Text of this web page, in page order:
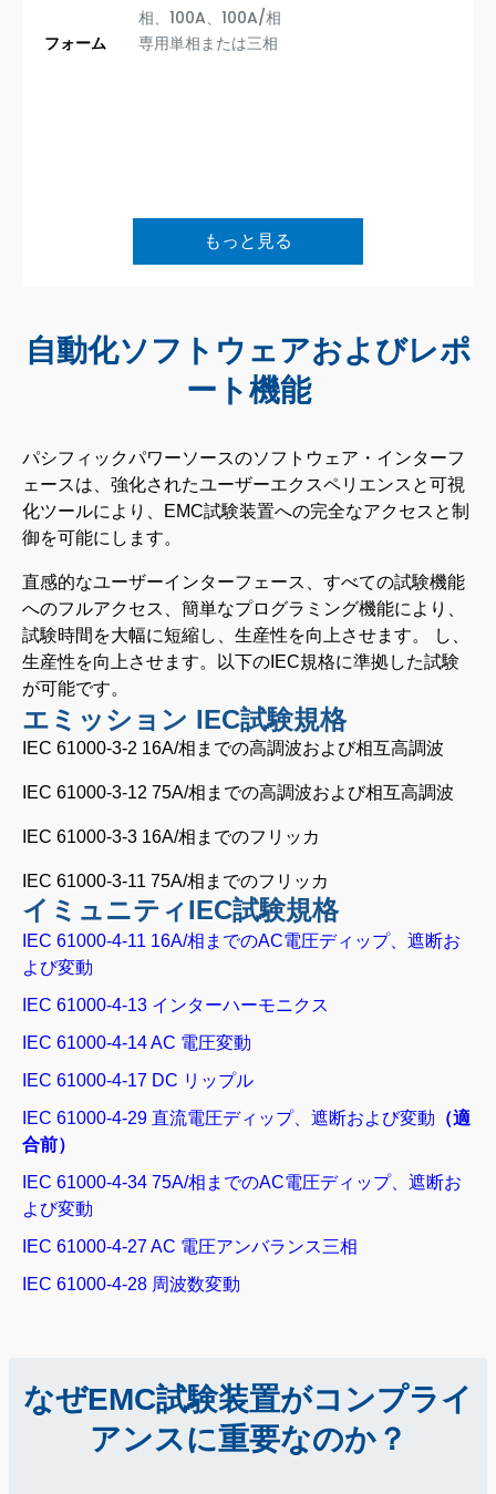
相、100A、100A/相
フォーム
専用単相または三相
もっと見る
自動化ソフトウェアおよびレポ
ート機能
パシフィックパワーソースのソフトウェア・インターフ
ェースは、強化されたユーザーエクスペリエンスと可視
化ツールにより、EMC試験装置への完全なアクセスと制
御を可能にします。
直感的なユーザーインターフェース、すべての試験機能
へのフルアクセス、簡単なプログラミング機能により、
試験時間を大幅に短縮し、生産性を向上させます。 し、
生産性を向上させます。以下のIEC規格に準拠した試験
が可能です。
エミッション IEC試験規格
IEC 61000-3-2 16A/相までの高調波および相互高調波
IEC 61000-3-12 75A/相までの高調波および相互高調波
IEC 61000-3-3 16A/相までのフリッカ
IEC 61000-3-11 75A/相までのフリッカ
イミュニティIEC試験規格
IEC 61000-4-11 16A/相までのAC電圧ディップ、遮断お
よび変動
IEC 61000-4-13 インターハーモニクス
IEC 61000-4-14 AC 電圧変動
IEC 61000-4-17 DC リップル
IEC 61000-4-29 直流電圧ディップ、遮断および変動 （適
合前）
IEC 61000-4-34 75A/相までのAC電圧ディップ、遮断お
よび変動
IEC 61000-4-27 AC 電圧アンバランス三相
IEC 61000-4-28 周波数変動
なぜEMC試験装置がコンプライ
アンスに重要なのか？